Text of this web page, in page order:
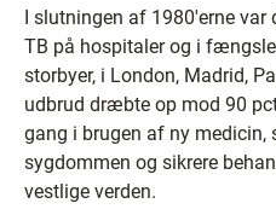
I slutningen af 1980'erne
TB på hospitaler og i
storbyer, i London, Madrid,
udbrud dræbte op mod 90
gang i brugen af ny
sygdommen og sikrere
vestlige verden.